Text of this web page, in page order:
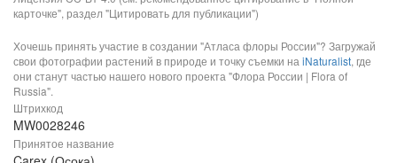
карточке", раздел "Цитировать для публикации")
Хочешь принять участие в создании "Атласа флоры России"? Загружай
свои фотографии растений в природе и точку съемки на iNaturalist, где
они станут частью нашего нового проекта "Флора России | Flora of
Russia".
Штрихкод
MW0028246
Принятое название